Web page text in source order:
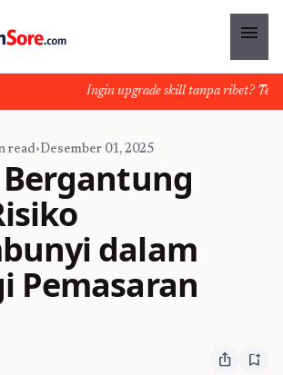
menu
Ingin upgrade skill tanpa ribet?
read•Desember 01, 2025
dalam
Pemasaran
ios_share bookmark_add